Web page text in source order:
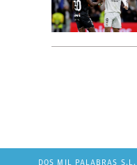
DOS MIL PALABRAS